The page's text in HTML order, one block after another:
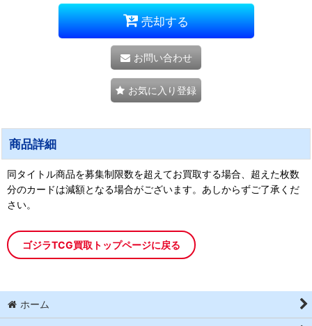
売却する
お問い合わせ
お気に入り登録
商品詳細
同タイトル商品を募集制限数を超えてお買取する場合、超えた枚数
分のカードは減額となる場合がございます。あしからずご了承くだ
さい。
ゴジラTCG買取トップページに戻る
ホーム